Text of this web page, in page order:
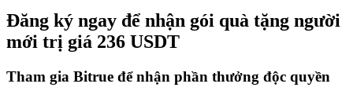
Launchpool
Đặt cọc linh hoạt để kiếm được các token phổ biến.
Đăng ký ngay để nhận gói quà tặng người
mới trị giá 236 USDT
Tham gia Bitrue để nhận phần thưởng độc quyền